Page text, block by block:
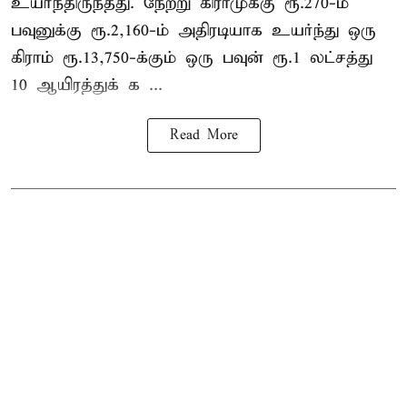
பவுனுக்கு ரூ.2,160-ம் அதிரடியாக உயர்ந்து ஒரு
கிராம் ரூ.13,750-க்கும் ஒரு பவுன் ரூ.1 லட்சத்து
10 ஆயிரத்துக் க ...
Read More